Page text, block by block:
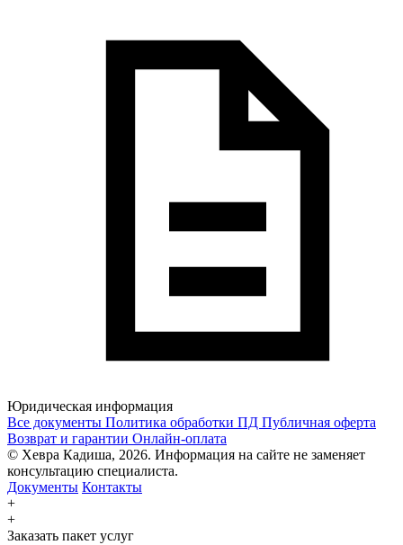
Юридическая информация
Все документы Политика обработки ПД Публичная оферта
Возврат и гарантии Онлайн-оплата
© Хевра Кадиша, 2026. Информация на сайте не заменяет
консультацию специалиста.
Документы Контакты
+
+
Заказать пакет услуг